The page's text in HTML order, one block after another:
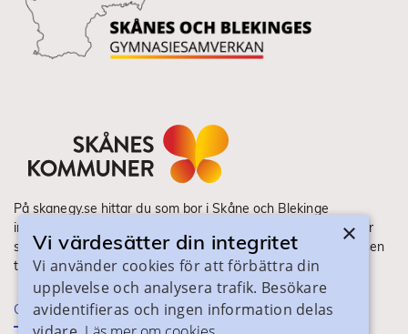
På skanegy.se hittar du som bor i Skåne och Blekinge
information om ditt gymnasieval. Här ser du vilka utbildningar
som finns och hur ansökan och antagning går till. Webbplatsen
tillhandahålls av Skånes Kommuner.
Om webbplatsen
×
Vi värdesätter din integritet
Vi använder cookies för att förbättra din
upplevelse och analysera trafik. Besökare
avidentifieras och ingen information delas